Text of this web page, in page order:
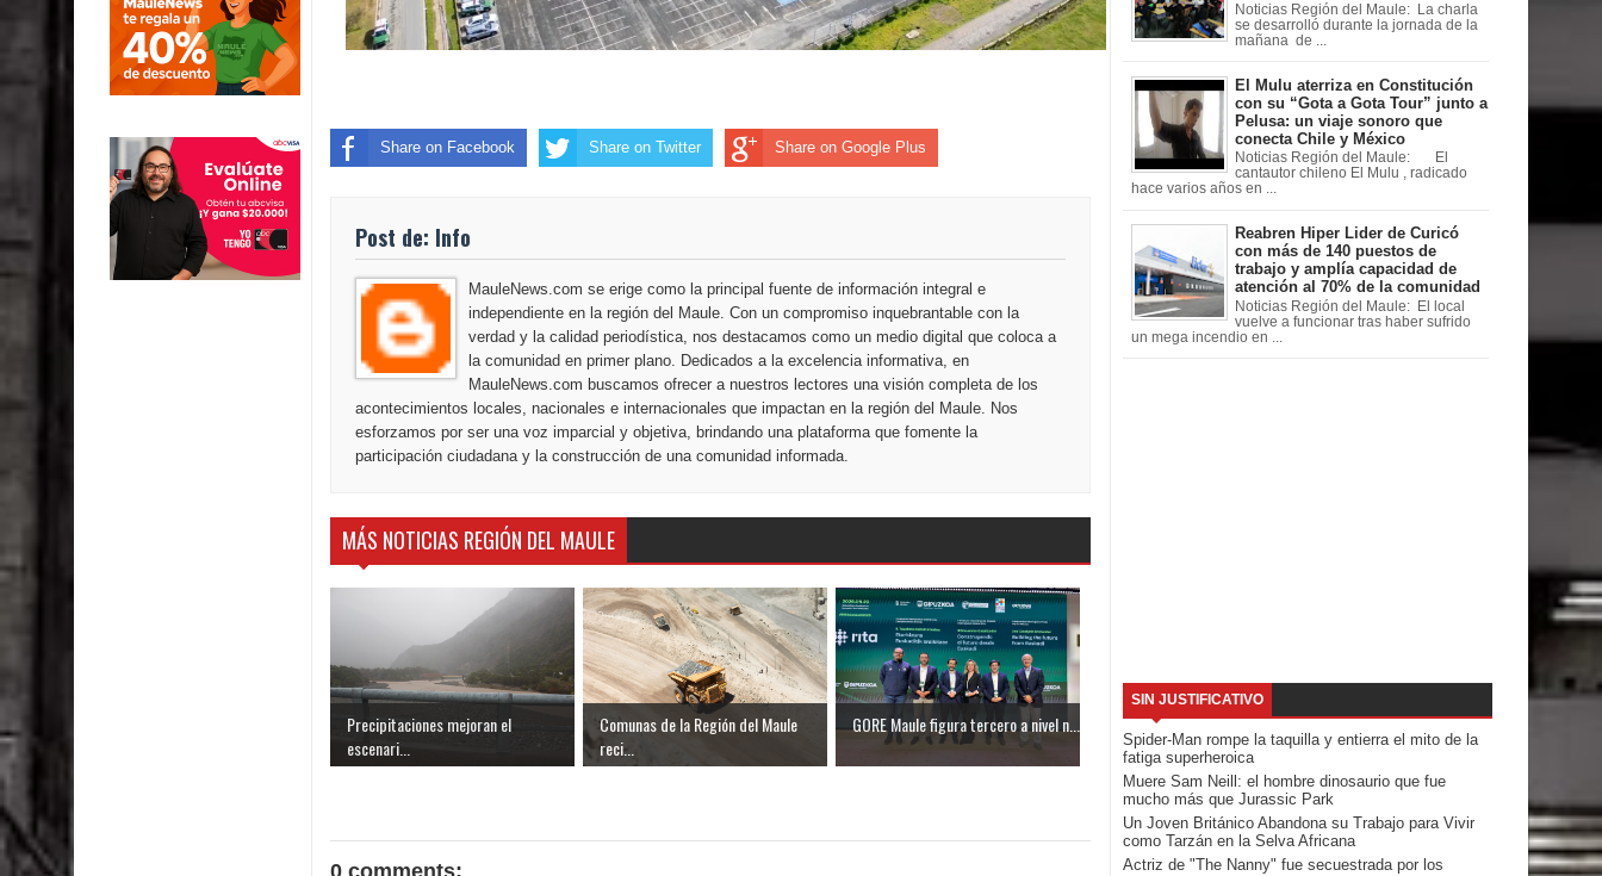
Share on Facebook Share on Twitter Share on Google Plus
Post de: Info
MauleNews.com se erige como la principal fuente de información integral e
independiente en la región del Maule. Con un compromiso inquebrantable con la
verdad y la calidad periodística, nos destacamos como un medio digital que coloca a
la comunidad en primer plano. Dedicados a la excelencia informativa, en
MauleNews.com buscamos ofrecer a nuestros lectores una visión completa de los
acontecimientos locales, nacionales e internacionales que impactan en la región del Maule. Nos
esforzamos por ser una voz imparcial y objetiva, brindando una plataforma que fomente la
participación ciudadana y la construcción de una comunidad informada.
MÁS NOTICIAS REGIÓN DEL MAULE
Precipitaciones mejoran el
escenari...
Comunas de la Región del Maule
reci...
GORE Maule figura tercero a nivel n...
Noticias Región del Maule: La charla
se desarrolló durante la jornada de la
mañana de ...
El Mulu aterriza en Constitución
con su “Gota a Gota Tour” junto a
Pelusa: un viaje sonoro que
conecta Chile y México
Noticias Región del Maule: El
cantautor chileno El Mulu , radicado
hace varios años en ...
Reabren Hiper Lider de Curicó
con más de 140 puestos de
trabajo y amplía capacidad de
atención al 70% de la comunidad
Noticias Región del Maule: El local
vuelve a funcionar tras haber sufrido
un mega incendio en ...
SIN JUSTIFICATIVO
Spider-Man rompe la taquilla y entierra el mito de la
fatiga superheroica
Muere Sam Neill: el hombre dinosaurio que fue
mucho más que Jurassic Park
Un Joven Británico Abandona su Trabajo para Vivir
como Tarzán en la Selva Africana
Actriz de "The Nanny" fue secuestrada por los